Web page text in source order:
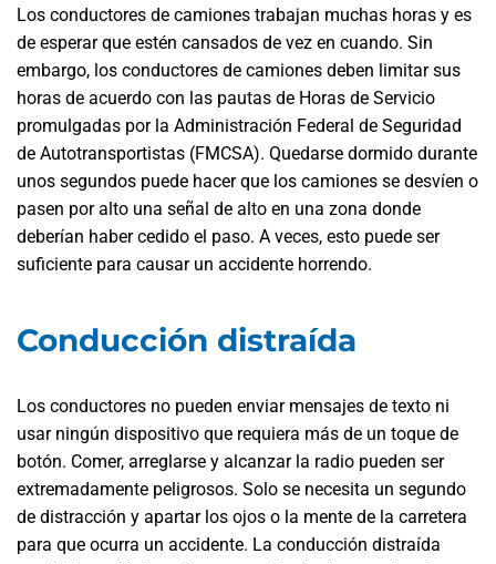
Los conductores de camiones trabajan muchas horas y es
de esperar que estén cansados de vez en cuando. Sin
embargo, los conductores de camiones deben limitar sus
horas de acuerdo con las pautas de Horas de Servicio
promulgadas por la Administración Federal de Seguridad
de Autotransportistas (FMCSA). Quedarse dormido durante
unos segundos puede hacer que los camiones se desvíen o
pasen por alto una señal de alto en una zona donde
deberían haber cedido el paso. A veces, esto puede ser
suficiente para causar un accidente horrendo.
Conducción distraída
Los conductores no pueden enviar mensajes de texto ni
usar ningún dispositivo que requiera más de un toque de
botón. Comer, arreglarse y alcanzar la radio pueden ser
extremadamente peligrosos. Solo se necesita un segundo
de distracción y apartar los ojos o la mente de la carretera
para que ocurra un accidente. La conducción distraída